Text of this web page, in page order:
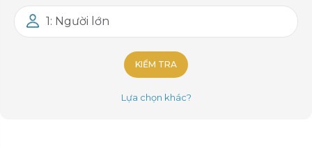
1: Người lớn
KIỂM TRA
Lựa chọn khác?